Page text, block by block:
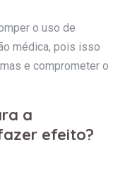
o uso de
médica, pois isso
e comprometer o
a
efeito?